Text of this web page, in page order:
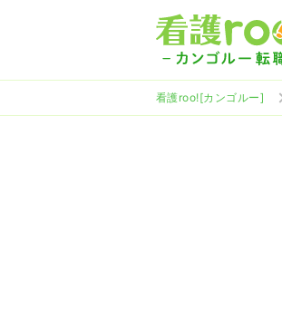
看護roo![カンゴルー]